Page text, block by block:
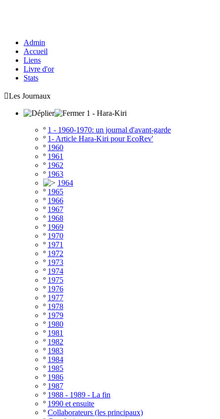
Admin
Accueil
Liens
Livre d'or
Stats
Les Journaux
1 - Hara-Kiri
º 1 - 1960-1970: un journal d'avant-garde
º 1- Article Hara-Kiri pour EcoRev'
º 1960
º 1961
º 1962
º 1963
1964
º 1965
º 1966
º 1967
º 1968
º 1969
º 1970
º 1971
º 1972
º 1973
º 1974
º 1975
º 1976
º 1977
º 1978
º 1979
º 1980
º 1981
º 1982
º 1983
º 1984
º 1985
º 1986
º 1987
º 1988 - 1989 - La fin
º 1990 et ensuite
º Collaborateurs (les principaux)